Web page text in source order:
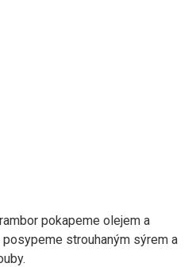
pokapeme olejem a
strouhaným sýrem a